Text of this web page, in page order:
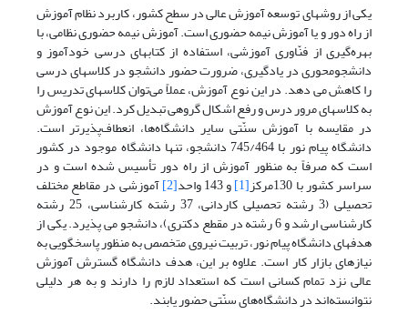
یکی از روشهای توسعه آموزش عالی در سطح کشور، کاربرد نظام آموزش
از راه دور و یا آموزش نیمه حضوری است. آموزش نیمه حضوری نظامی، با
بهره‌گیری از فنّاوری آموزشی، استفاده از کتابهای درسی خودآموز و
دانشجومحوری در یادگیری، ضرورت حضور دانشجو در کلاسهای درسی
را کاهش می دهد. در این نوع آموزش، عملاً می‌توان کلاسهای تدریس را
به کلاسهای مرور درس و رفع اشکال گروهی تبدیل کرد. این نوع آموزش
در مقایسه با آموزش سنّتی سایر دانشگاه‌ها، انعطاف‌پذیرتر است.
دانشگاه پیام نور با 745/464 دانشجو، تنها دانشگاه موجود در کشور
است که صرفاً به منظور آموزش از راه دور تأسیس شده است و‌ در
سراسر کشور با 130مرکز [1] و 143 واحد [2] آموزشی در مقاطع مختلف
تحصیلی (3 رشته تحصیلی کاردانی، 37 رشته کارشناسی، 25 رشته
کارشناسی ارشد و 6 رشته در مقطع دکتری)، دانشجو می پذیرد. یکی از
هدفهای دانشگاه پیام نور، تربیت نیروی متخصص به منظور پاسخگویی به
نیازهای بازار کار است. علاوه بر این،‌ هدف دانشگاه گسترش آموزش
عالی نزد تمام کسانی است که استعداد لازم را دارند و به ‌هر دلیلی
نتوانسته‌اند در دانشگاه‌های سنّتی حضور یابند.